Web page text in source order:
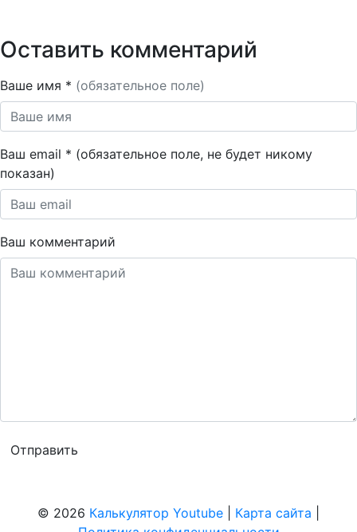
Оставить комментарий
Ваше имя * (обязательное поле)
Ваш email * (обязательное поле, не будет никому
показан)
Ваш комментарий
© 2026 Калькулятор Youtube Карта сайта